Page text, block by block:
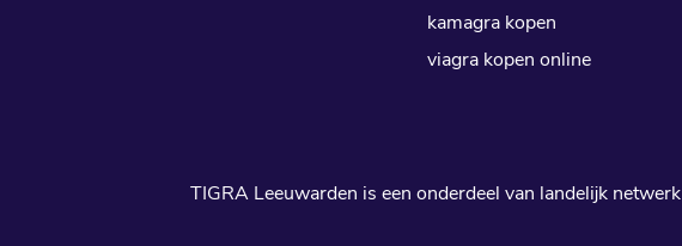
kamagra kopen
viagra kopen online
TIGRA Leeuwarden is een onderdeel van landelijk netwerk